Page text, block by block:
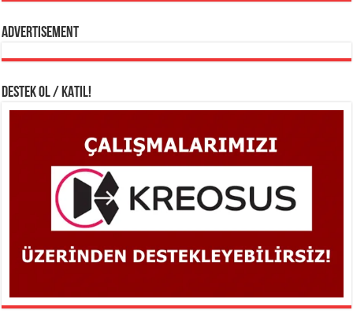
Advertisement
DESTEK OL / KATIL!